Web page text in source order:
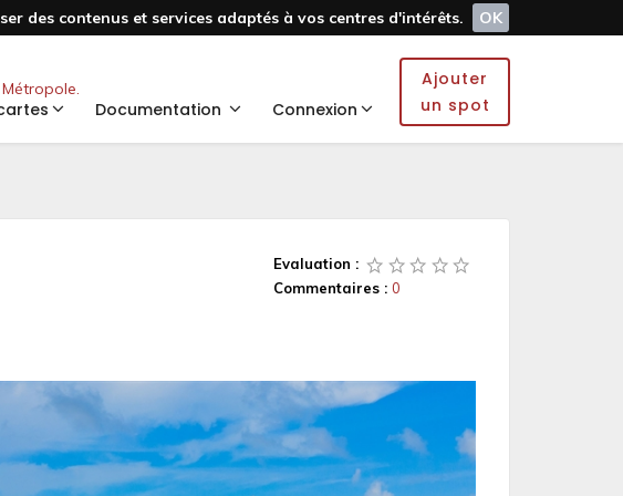
des contenus et services adaptés à vos centres d'intérêts.
OK
Documentation Connexion
Ajouter
un spot
Evaluation :
Commentaires : 0